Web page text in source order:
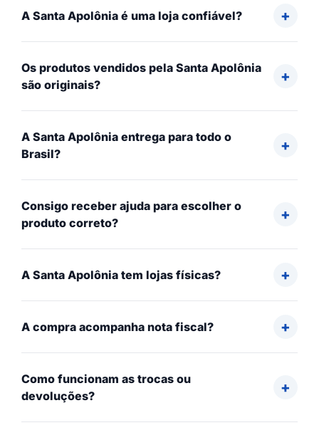
A Santa Apolônia é uma loja confiável?
Os produtos vendidos pela Santa Apolônia
são originais?
A Santa Apolônia entrega para todo o
Brasil?
Consigo receber ajuda para escolher o
produto correto?
A Santa Apolônia tem lojas físicas?
A compra acompanha nota fiscal?
Como funcionam as trocas ou
devoluções?